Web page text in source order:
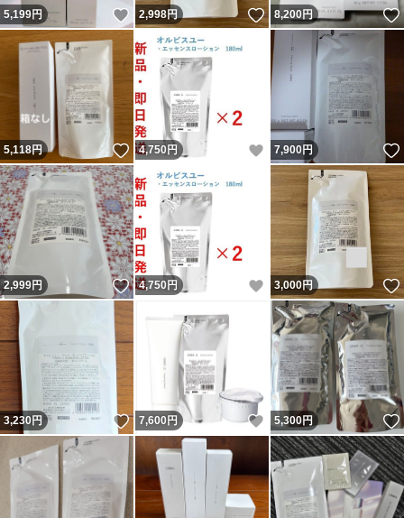
5,199円 いいね！
2,998円 いいね！
8,200円
5,118円 いいね！
4,750 円 いいね！
7,900円
2,999円 いいね！
4,750 円 いいね！
3,000円
3,230円 いいね！
7,600円 いいね！
5,300円